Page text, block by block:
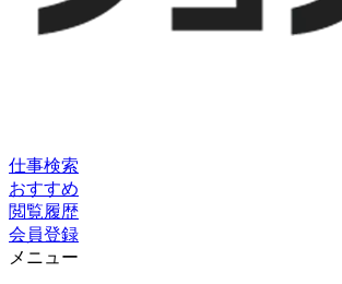
仕事検索
おすすめ
閲覧履歴
会員登録
メニュー